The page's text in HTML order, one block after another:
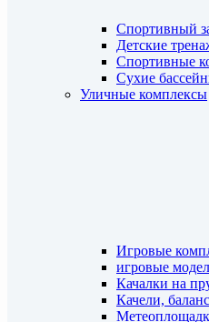
Спортивный
Детские
Спортивные
Сухие
Уличные комплексы
Игровые
игровые
Качалки на
Качели,